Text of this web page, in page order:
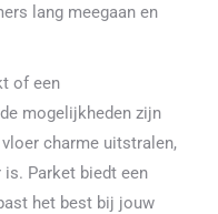
lang meegaan en
of een
mogelijkheden zijn
charme uitstralen,
Parket biedt een
het best bij jouw